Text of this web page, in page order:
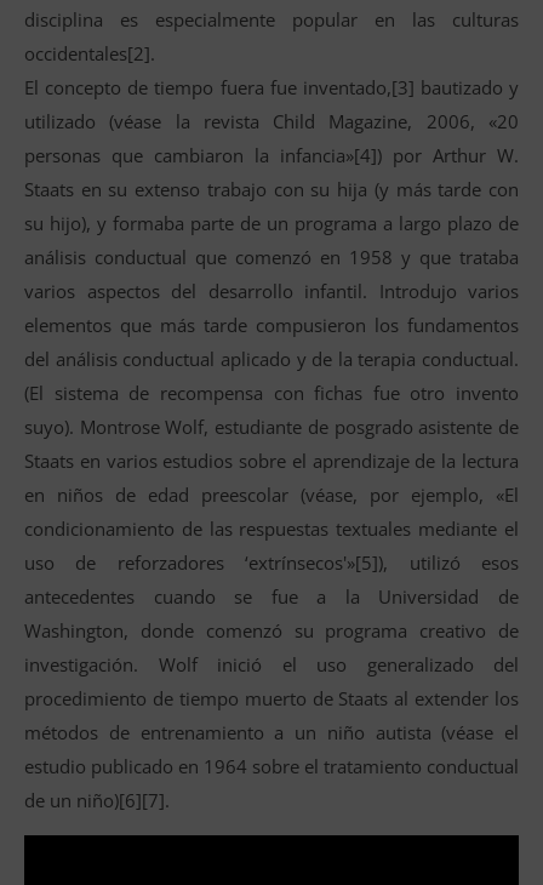
disciplina es especialmente popular en las culturas
occidentales[2].
El concepto de tiempo fuera fue inventado,[3] bautizado y
utilizado (véase la revista Child Magazine, 2006, «20
personas que cambiaron la infancia»[4]) por Arthur W.
Staats en su extenso trabajo con su hija (y más tarde con
su hijo), y formaba parte de un programa a largo plazo de
análisis conductual que comenzó en 1958 y que trataba
varios aspectos del desarrollo infantil. Introdujo varios
elementos que más tarde compusieron los fundamentos
del análisis conductual aplicado y de la terapia conductual.
(El sistema de recompensa con fichas fue otro invento
suyo). Montrose Wolf, estudiante de posgrado asistente de
Staats en varios estudios sobre el aprendizaje de la lectura
en niños de edad preescolar (véase, por ejemplo, «El
condicionamiento de las respuestas textuales mediante el
uso de reforzadores ‘extrínsecos'»[5]), utilizó esos
antecedentes cuando se fue a la Universidad de
Washington, donde comenzó su programa creativo de
investigación. Wolf inició el uso generalizado del
procedimiento de tiempo muerto de Staats al extender los
métodos de entrenamiento a un niño autista (véase el
estudio publicado en 1964 sobre el tratamiento conductual
de un niño)[6][7].